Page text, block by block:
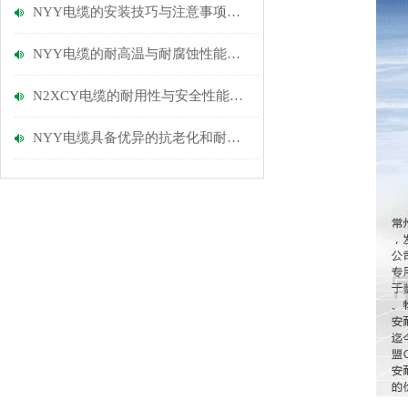
NYY电缆的安装技巧与注意事项说明
NYY电缆的耐高温与耐腐蚀性能优势
N2XCY电缆的耐用性与安全性能探讨
NYY电缆具备优异的抗老化和耐磨损性能